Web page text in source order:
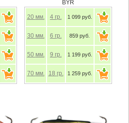
BYR
20 мм. 4 гр. 1 099 руб.
30 мм. 6 гр. 859 руб.
50 мм. 9 гр. 1 199 руб.
70 мм. 18 гр. 1 259 руб.